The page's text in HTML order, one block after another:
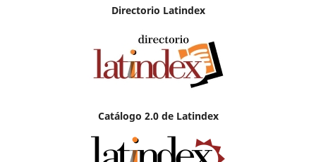
Directorio Latindex
Catálogo 2.0 de Latindex